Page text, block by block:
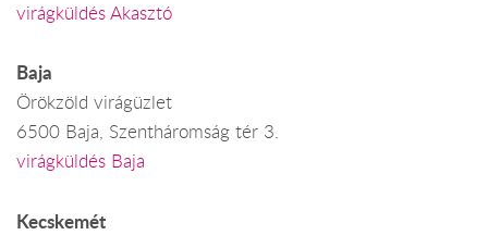
virágküldés Akasztó
Baja
Örökzöld virágüzlet
6500 Baja, Szentháromság tér 3.
virágküldés Baja
Kecskemét